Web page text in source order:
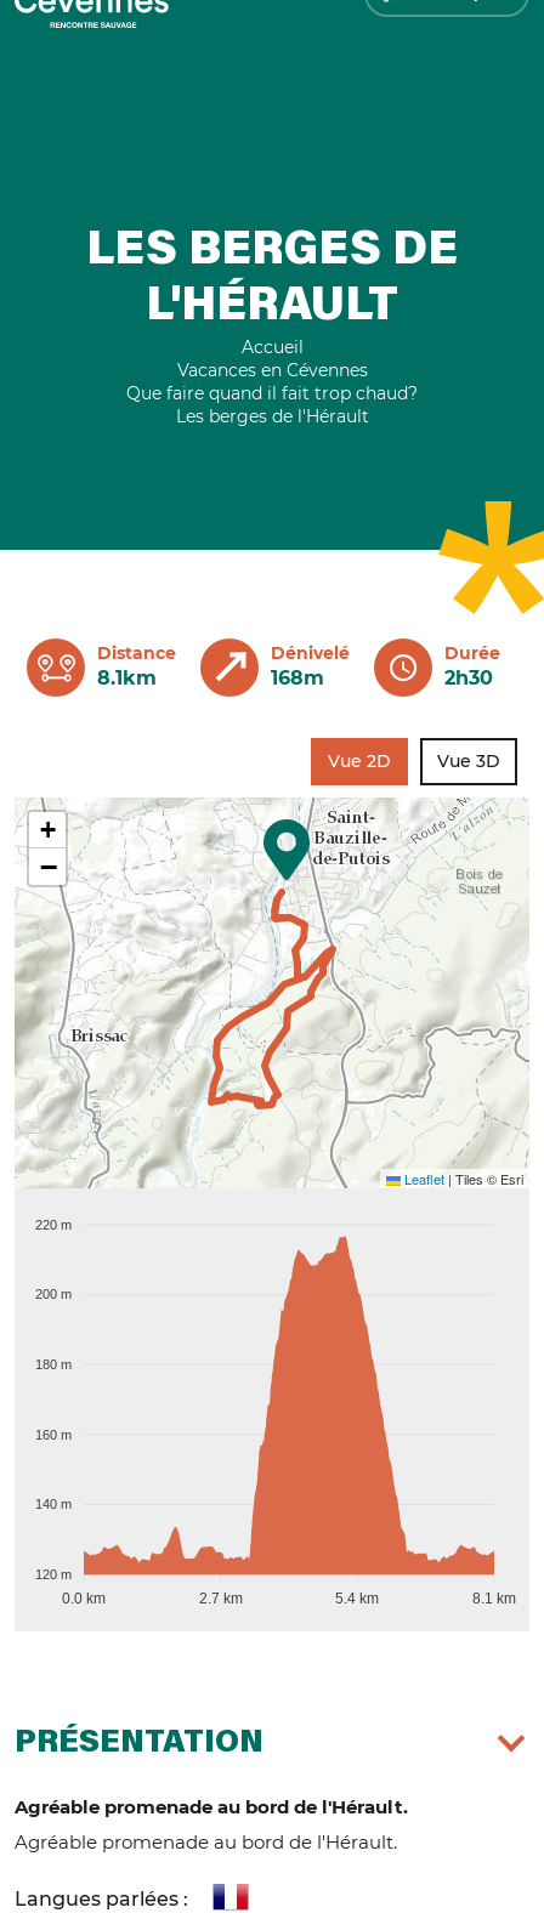
LES BERGES DE
L'HÉRAULT
Accueil
Vacances en Cévennes
Que faire quand il fait trop chaud?
Les berges de l'Hérault
Distance
8.1km
Dénivelé
168m
Durée
2h30
Vue 2D Vue 3D
+
−
Leaflet | Tiles © Esri
220 m
200 m
180 m
160 m
140 m
120 m
0.0 km 2.7 km 5.4 km 8.1 km
PRÉSENTATION
Agréable promenade au bord de l'Hérault.
Agréable promenade au bord de l'Hérault.
Langues parlées :